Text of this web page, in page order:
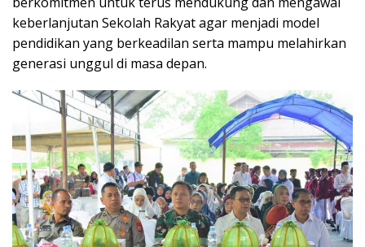
keberlanjutan Sekolah Rakyat agar menjadi model
pendidikan yang berkeadilan serta mampu melahirkan
generasi unggul di masa depan.